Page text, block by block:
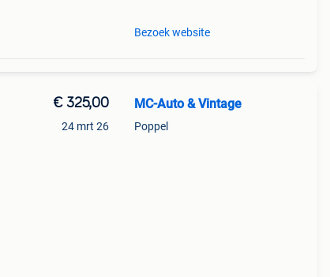
Bezoek website
€ 325,00
24 mrt 26
MC-Auto & Vintage
Poppel